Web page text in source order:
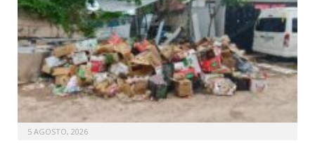
5 AGOSTO, 2026